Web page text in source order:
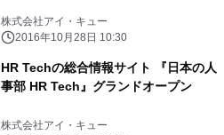
株式会社アイ・キュー
2016年10月28日 10:30
HR Techの総合情報サイト 『日本の人
事部 HR Tech』グランドオープン
株式会社アイ・キュー